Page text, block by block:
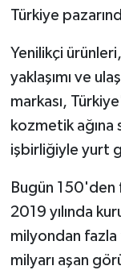
Türkiye
Yenilikçi
yaklaşımı ve
markası,
kozmetik
işbirliğiyle yurt
Bugün
2019 yılında
milyondan fazla
milyarı aşan